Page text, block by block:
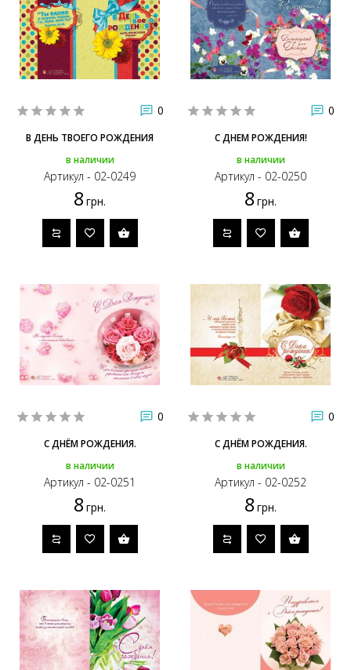
0
В ДЕНЬ ТВОЕГО РОЖДЕНИЯ
в наличии
Артикул - 02-0249
8 грн.
0
С ДНЕМ РОЖДЕНИЯ!
в наличии
Артикул - 02-0250
8 грн.
0
С ДНЁМ РОЖДЕНИЯ.
в наличии
Артикул - 02-0251
8 грн.
0
С ДНЁМ РОЖДЕНИЯ.
в наличии
Артикул - 02-0252
8 грн.